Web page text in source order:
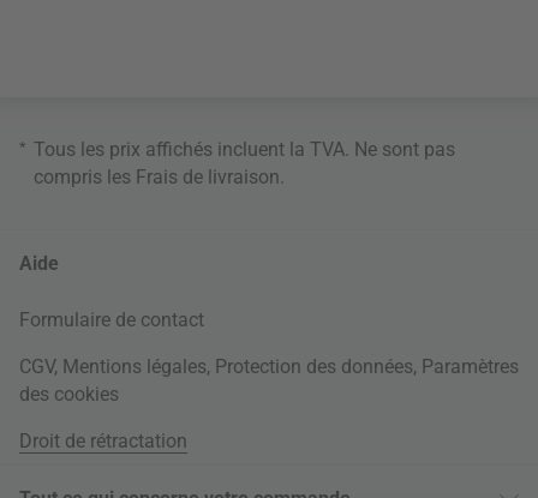
* Tous les prix affichés incluent la TVA. Ne sont pas
compris les Frais de livraison
Aide
Formulaire de contact
CGV, Mentions légales, Protection des données, Paramètres
des cookies
Droit de rétractation